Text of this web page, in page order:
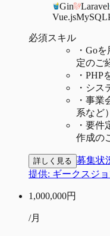
Gin Laravel
Vue.jsMySQL
必須スキル
・ Goを
定のご
・ PHP
・ シス
・ 事業
系など）
・ 要件
作成の
詳しく見る 募集状
提供: ギークスジ
1,000,000円
/月